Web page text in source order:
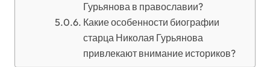
Гурьянова в православии?
Какие особенности биографии
старца Николая Гурьянова
привлекают внимание историков?